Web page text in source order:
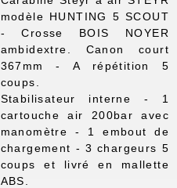
modèle HUNTING 5 SCOUT
- Crosse BOIS NOYER
ambidextre. Canon court
367mm - A répétition 5
coups.
Stabilisateur interne - 1
cartouche air 200bar avec
manomètre - 1 embout de
chargement - 3 chargeurs 5
coups et livré en mallette
ABS.